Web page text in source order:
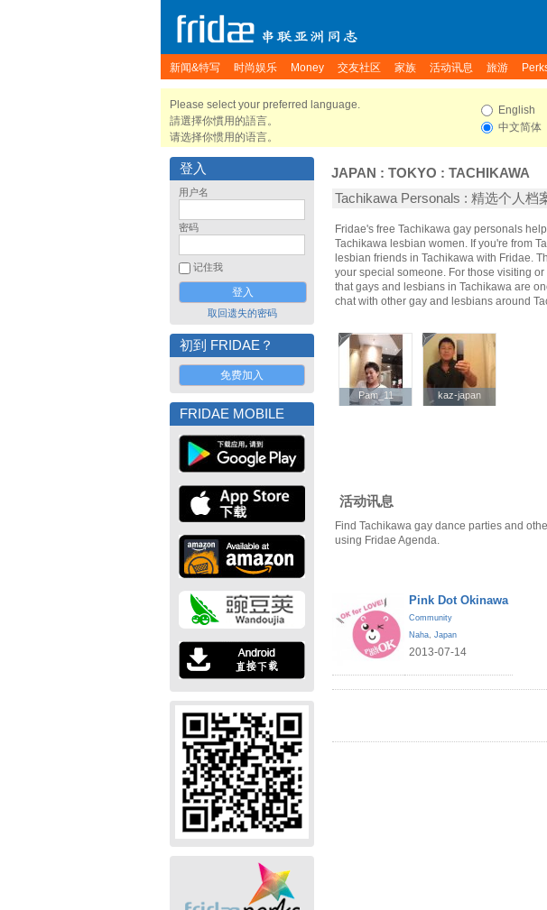
新闻&特写 时尚娱乐 Money 交友社区 家族 活动讯息 旅游
Please select your preferred language.
請選擇你慣用的語言。
请选择你惯用的语言。
English
中文简体
登入
用户名
密码
记住我
取回遗失的密码
初到 FRIDAE？
免费加入
FRIDAE MOBILE
JAPAN : TOKYO : TACHIKAWA
Tachikawa Personals : 精选个人档
Fridae's free Tachikawa gay personals
Tachikawa lesbian women. If you're from
lesbian friends in Tachikawa with Fridae.
your special someone. For those visiting
that gays and lesbians in Tachikawa are
chat with other gay and lesbians around
Pam_11
Pam_11 kaz-japan
kaz-japan
活动讯息
Find Tachikawa gay dance parties and
using Fridae Agenda.
Pink Dot Okinawa
Community
Naha, Japan
2013-07-14